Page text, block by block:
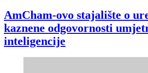
AmCham-ovo stajalište o
kaznene odgovornosti
inteligencije